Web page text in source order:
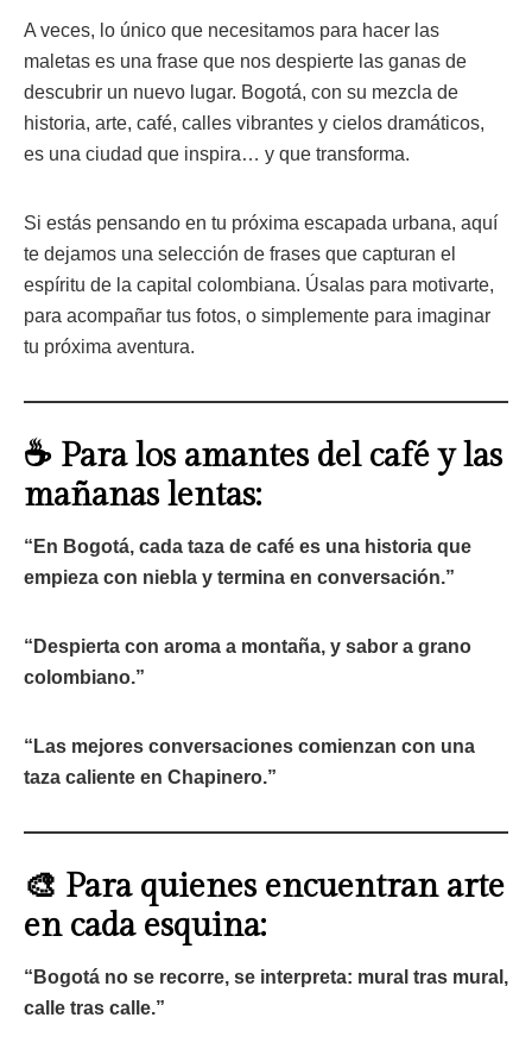
A veces, lo único que necesitamos para hacer las
maletas es una frase que nos despierte las ganas de
descubrir un nuevo lugar. Bogotá, con su mezcla de
historia, arte, café, calles vibrantes y cielos dramáticos,
es una ciudad que inspira… y que transforma.
Si estás pensando en tu próxima escapada urbana, aquí
te dejamos una selección de frases que capturan el
espíritu de la capital colombiana. Úsalas para motivarte,
para acompañar tus fotos, o simplemente para imaginar
tu próxima aventura.
☕ Para los amantes del café y las
mañanas lentas:
“En Bogotá, cada taza de café es una historia que
empieza con niebla y termina en conversación.”
“Despierta con aroma a montaña, y sabor a grano
colombiano.”
“Las mejores conversaciones comienzan con una
taza caliente en Chapinero.”
🎨 Para quienes encuentran arte
en cada esquina:
“Bogotá no se recorre, se interpreta: mural tras mural,
calle tras calle.”